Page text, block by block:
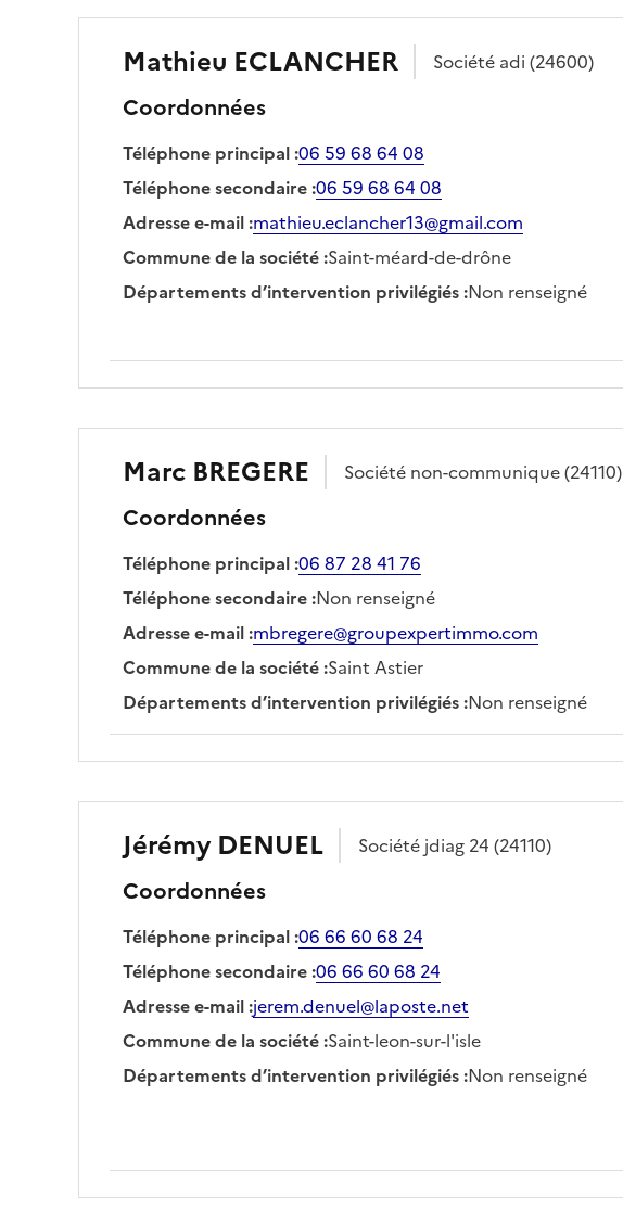
Mathieu ECLANCHER Société adi (24600)
Coordonnées
Téléphone principal:06 59 68 64 08
Téléphone secondaire:06 59 68 64 08
Adresse e-mail:mathieu.eclancher13@gmail.com
Commune de la société:Saint-méard-de-drône
Départements d’intervention privilégiés:Non renseigné
Marc BREGERE Société non-communique(24110)
Coordonnées
Téléphone principal:06 87 28 41 76
Téléphone secondaire:Non renseigné
Adresse e-mail:mbregere@groupexpertimmo.com
Commune de la société:Saint Astier
Départements d’intervention privilégiés:Non renseigné
Jérémy DENUEL Société jdiag 24 (24110)
Coordonnées
Téléphone principal:06 66 60 68 24
Téléphone secondaire:06 66 60 68 24
Adresse e-mail:jerem.denuel@laposte.net
Commune de la société:Saint-leon-sur-l'isle
Départements d’intervention privilégiés:Non renseigné